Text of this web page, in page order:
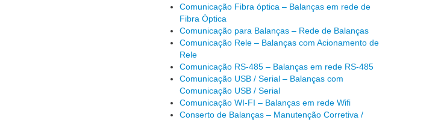
Comunicação Fibra óptica – Balanças em rede de
Fibra Óptica
Comunicação para Balanças – Rede de Balanças
Comunicação Rele – Balanças com Acionamento de
Rele
Comunicação RS-485 – Balanças em rede RS-485
Comunicação USB / Serial – Balanças com
Comunicação USB / Serial
Comunicação WI-FI – Balanças em rede Wifi
Conserto de Balanças – Manutenção Corretiva /